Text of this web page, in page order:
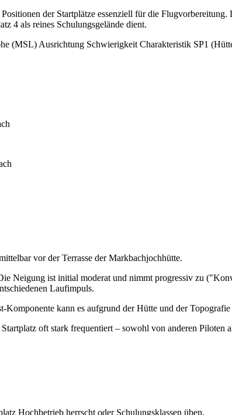
der Startplätze essenziell für die
4 als reines Schulungsgelände dient.
(MSL) Ausrichtung Schwierigkeit Charakteristik SP1
vor der Terrasse der Markbachjochhütte.
Neigung ist initial moderat und nimmt progressiv zu
Laufimpuls.
kann es aufgrund der Hütte und der
oft stark frequentiert – sowohl von anderen
Hochbetrieb herrscht oder Schulungsklassen üben.